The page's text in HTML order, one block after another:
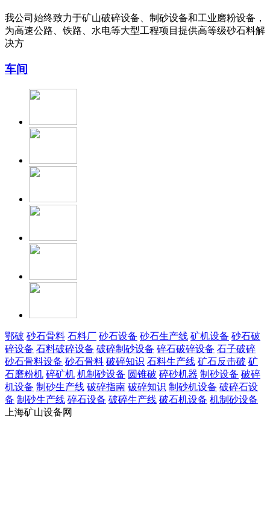
我公司始终致力于矿山破碎设备、制砂设备和工业磨粉设备，
为高速公路、铁路、水电等大型工程项目提供高等级砂石料解
决方
车间
鄂破 砂石骨料 石料厂 砂石设备 砂石生产线 矿机设备 砂石破
碎设备 石料破碎设备 破碎制砂设备 碎石破碎设备 石子破碎
砂石骨料设备 砂石骨料 破碎知识 石料生产线 矿石反击破 矿
石磨粉机 碎矿机 机制砂设备 圆锥破 碎砂机器 制砂设备 破碎
机设备 制砂生产线 破碎指南 破碎知识 制砂机设备 破碎石设
备 制砂生产线 碎石设备 破碎生产线 破石机设备 机制砂设备
上海矿山设备网